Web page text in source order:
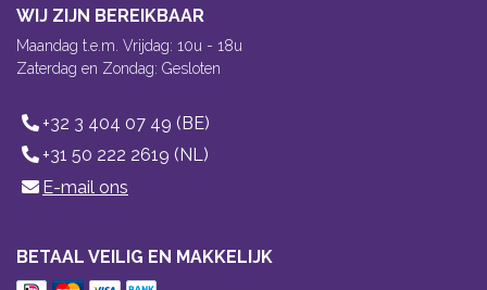
WIJ ZIJN BEREIKBAAR
Maandag t.e.m. Vrijdag: 10u - 18u
Zaterdag en Zondag: Gesloten
+32 3 404 07 49 (BE)
+31 50 222 2619 (NL)
E-mail ons
BETAAL VEILIG EN MAKKELIJK